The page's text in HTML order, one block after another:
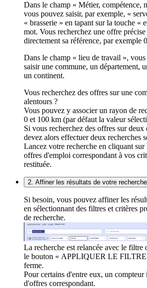
Dans le champ « Métier, compétence,
vous pouvez saisir, par exemple, «
« brasserie » en tapant sur la touche «
mot. Vous recherchez une offre précise
directement sa référence, par exemple
Dans le champ « lieu de travail »,
saisir une commune, un département,
un continent.
Vous recherchez des offres sur une
alentours ?
Vous pouvez y associer un rayon de
0 et 100 km (par défaut la valeur
Si vous recherchez des offres sur deux
devez alors effectuer deux recherches
Lancez votre recherche en cliquant
offres d'emploi correspondant à vos
restituée.
2. Affiner les résultats de votre recherche
Si besoin, vous pouvez affiner les
en sélectionnant des filtres et critères
de recherche.
La recherche est relancée avec le filtre
le bouton « APPLIQUER LE FILTRE
ferme.
Pour certains d'entre eux, un
d'offres correspondant.